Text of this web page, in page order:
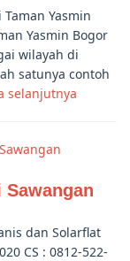
Yasmin
Yasmin Bogor
wilayah di
satunya contoh
selanjutnya
dan Solarflat
CS : 0812-522-